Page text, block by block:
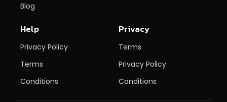
Blog
Help
Privacy Policy
Terms
Conditions
Privacy
Terms
Privacy Policy
Conditions